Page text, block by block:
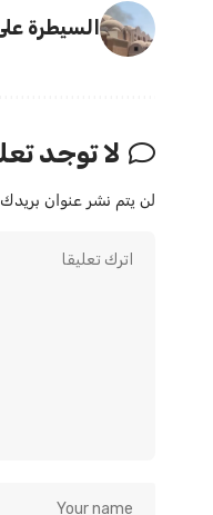
السيطرة
لا توجد
لن يتم نشر عنوان بريدك